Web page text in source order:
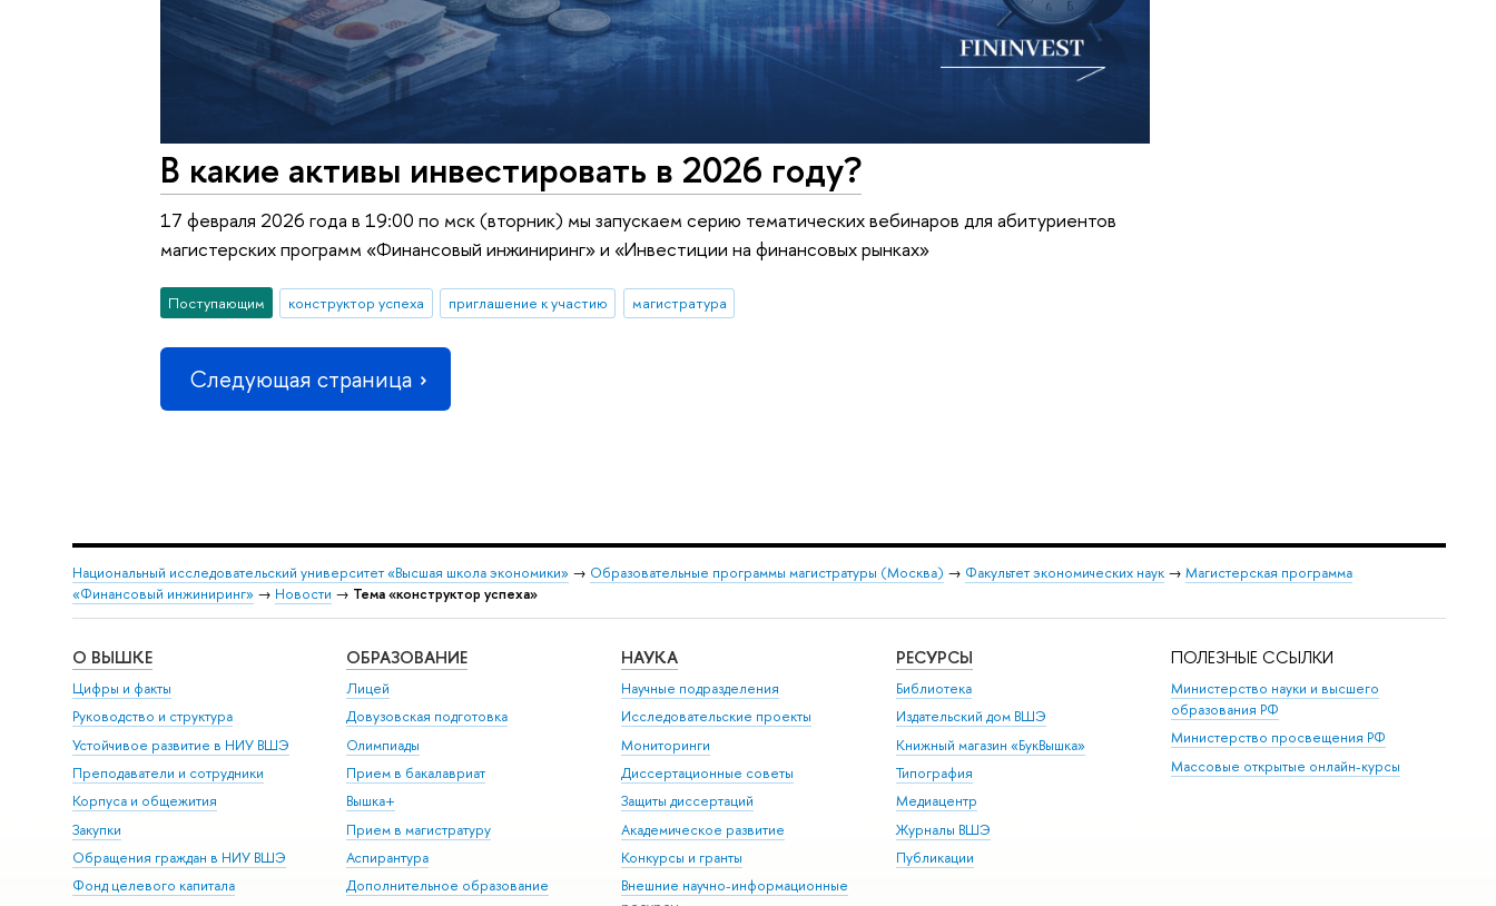
В какие активы инвестировать в 2026 году?
17 февраля 2026 года в 19:00 по мск (вторник) мы запускаем серию тематических вебинаров для абитуриентов
магистерских программ «Финансовый инжиниринг» и «Инвестиции на финансовых рынках»
Поступающим конструктор успеха приглашение к участию магистратура
Следующая страница
Национальный исследовательский университет «Высшая школа экономики» → Образовательные программы магистратуры (Москва) → Факультет экономических наук→ Магистерская программа
«Финансовый инжиниринг» → Новости → Тема «конструктор успеха»
О ВЫШКЕ
Цифры и факты
Руководство и структура
Устойчивое развитие в НИУ ВШЭ
Преподаватели и сотрудники
Корпуса и общежития
Закупки
Обращения граждан в НИУ ВШЭ
Фонд целевого капитала
ОБРАЗОВАНИЕ
Лицей
Довузовская подготовка
Олимпиады
Прием в бакалавриат
Вышка+
Прием в магистратуру
Аспирантура
Дополнительное образование
НАУКА
Научные подразделения
Исследовательские проекты
Мониторинги
Диссертационные советы
Защиты диссертаций
Академическое развитие
Конкурсы и гранты
Внешние научно-информационные
РЕСУРСЫ
Библиотека
Издательский дом ВШЭ
Книжный магазин «БукВышка»
Типография
Медиацентр
Журналы ВШЭ
Публикации
ПОЛЕЗНЫЕ ССЫЛКИ
Министерство науки и высшего
образования РФ
Министерство просвещения РФ
Массовые открытые онлайн-курсы